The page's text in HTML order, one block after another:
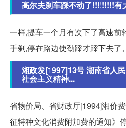
高尔夫刹车踩不动了!!!!!!!!!有
一样,提车一个月有次下了高速前
手刹,停在路边使劲踩才踩下去了。
湘政发[1997]13号 湖南省人
社会主义精神...
省物价局、省财政厅[1994]湘价
征特种文化消费附加费的通知》